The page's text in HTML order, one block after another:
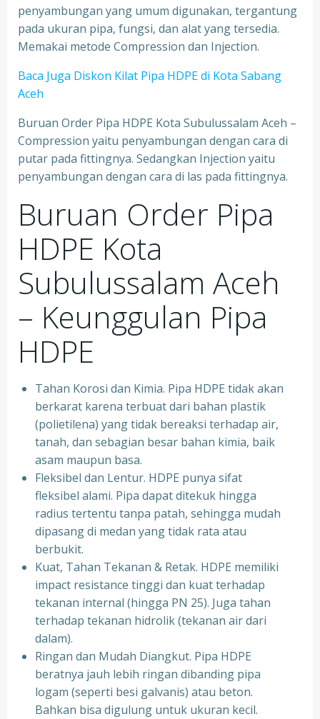
penyambungan yang umum digunakan, tergantung
pada ukuran pipa, fungsi, dan alat yang tersedia.
Memakai metode Compression dan Injection.
Baca Juga Diskon Kilat Pipa HDPE di Kota Sabang
Aceh
Buruan Order Pipa HDPE Kota Subulussalam Aceh –
Compression yaitu penyambungan dengan cara di
putar pada fittingnya. Sedangkan Injection yaitu
penyambungan dengan cara di las pada fittingnya.
Buruan Order Pipa
HDPE Kota
Subulussalam Aceh
– Keunggulan Pipa
HDPE
Tahan Korosi dan Kimia. Pipa HDPE tidak akan
berkarat karena terbuat dari bahan plastik
(polietilena) yang tidak bereaksi terhadap air,
tanah, dan sebagian besar bahan kimia, baik
asam maupun basa.
Fleksibel dan Lentur. HDPE punya sifat
fleksibel alami. Pipa dapat ditekuk hingga
radius tertentu tanpa patah, sehingga mudah
dipasang di medan yang tidak rata atau
berbukit.
Kuat, Tahan Tekanan & Retak. HDPE memiliki
impact resistance tinggi dan kuat terhadap
tekanan internal (hingga PN 25). Juga tahan
terhadap tekanan hidrolik (tekanan air dari
dalam).
Ringan dan Mudah Diangkut. Pipa HDPE
beratnya jauh lebih ringan dibanding pipa
logam (seperti besi galvanis) atau beton.
Bahkan bisa digulung untuk ukuran kecil.